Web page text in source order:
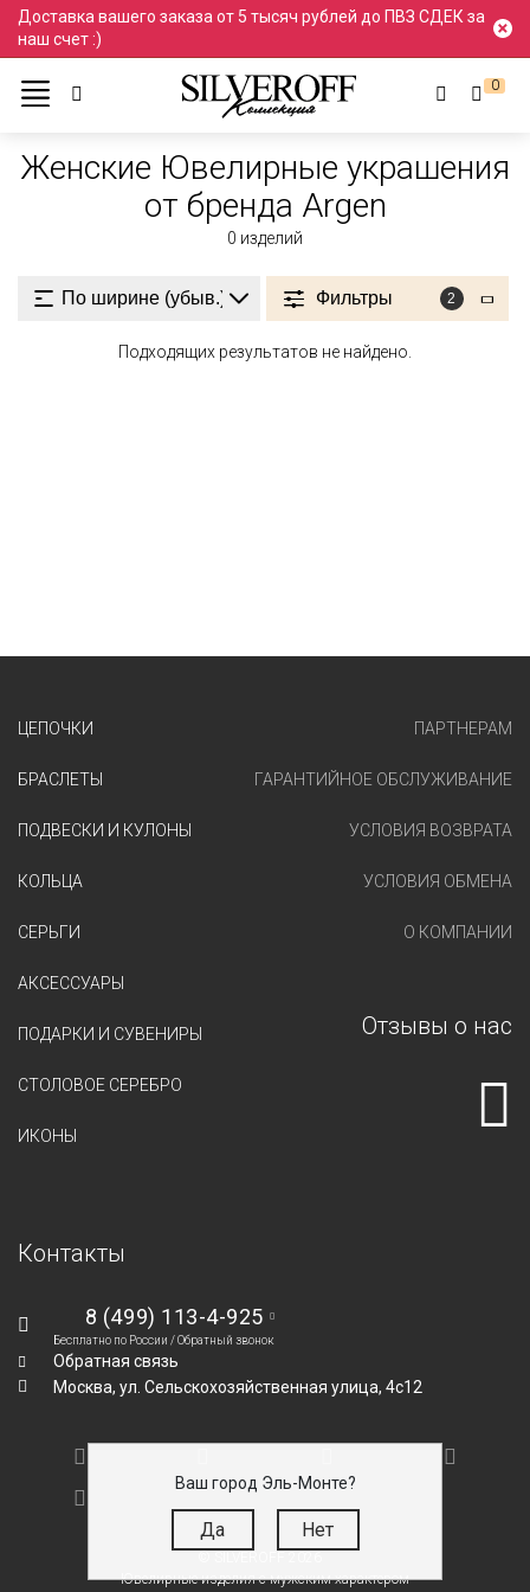
Доставка вашего заказа от 5 тысяч рублей до ПВЗ СДЕК за
наш счет :)
Ваш город Эль-Монте?
Да Нет
0
Ювелирные украшения
Женские Женские
Женские Ювелирные украшения
от бренда Argen
0 изделий
Фильтры 2
Подходящих результатов не найдено.
ЦЕПОЧКИ
БРАСЛЕТЫ
ПОДВЕСКИ И КУЛОНЫ
КОЛЬЦА
СЕРЬГИ
АКСЕССУАРЫ
ПОДАРКИ И СУВЕНИРЫ
СТОЛОВОЕ СЕРЕБРО
ИКОНЫ
ПАРТНЕРАМ
ГАРАНТИЙНОЕ ОБСЛУЖИВАНИЕ
УСЛОВИЯ ВОЗВРАТА
УСЛОВИЯ ОБМЕНА
О КОМПАНИИ
Отзывы о нас
Контакты
8 (499) 113-4-925
Бесплатно по России /Обратный звонок
Обратная связь
Москва, ул. Сельскохозяйственная улица, 4с12
Ювелирные изделия с мужским характером